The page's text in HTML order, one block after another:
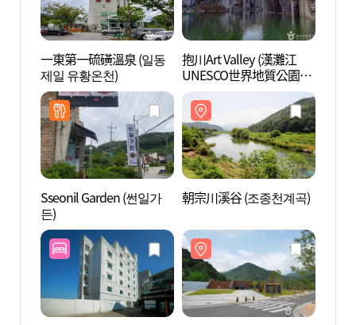
一東第一硫磺溫泉 (일동
제일 유황온천)
抱川Art Valley (漢灘江
UNESCO世界地質公園)
(포천아트밸리 (한탄강 유
네스코 세계지질공원))
Sseonil Garden (썬일가
든)
朝宗川溪谷 (조종천계곡)